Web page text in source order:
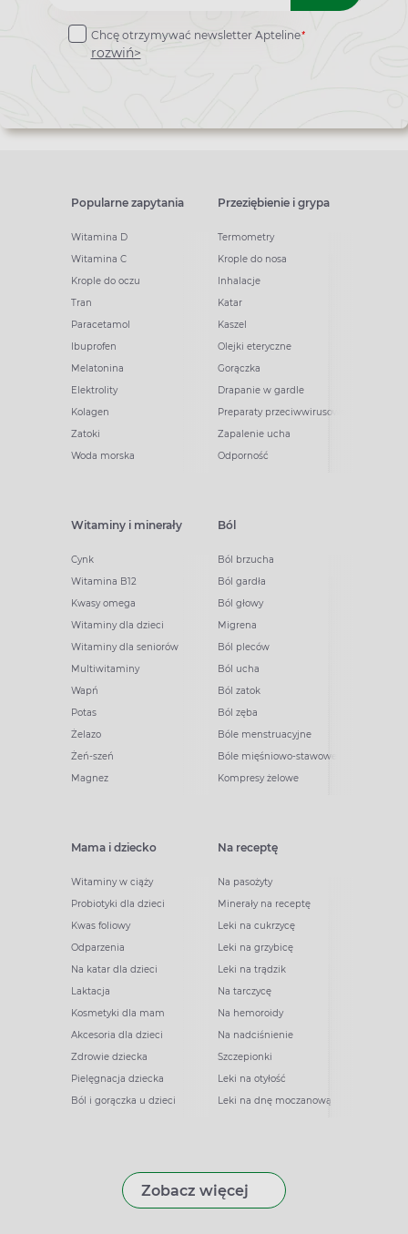
do
newslettera
Chcę otrzymywać newsletter Apteline*
rozwiń>
Popularne zapytania
Witamina D
Witamina C
Krople do oczu
Tran
Paracetamol
Ibuprofen
Melatonina
Elektrolity
Kolagen
Zatoki
Woda morska
Przeziębienie i grypa
Termometry
Krople do nosa
Inhalacje
Katar
Kaszel
Olejki eteryczne
Gorączka
Drapanie w gardle
Preparaty przeciwwirusowe
Zapalenie ucha
Odporność
Witaminy i minerały
Cynk
Witamina B12
Kwasy omega
Witaminy dla dzieci
Witaminy dla seniorów
Multiwitaminy
Wapń
Potas
Żelazo
Żeń-szeń
Magnez
Ból
Ból brzucha
Ból gardła
Ból głowy
Migrena
Ból pleców
Ból ucha
Ból zatok
Ból zęba
Bóle menstruacyjne
Bóle mięśniowo-stawowe
Kompresy żelowe
Mama i dziecko
Witaminy w ciąży
Probiotyki dla dzieci
Kwas foliowy
Odparzenia
Na katar dla dzieci
Laktacja
Kosmetyki dla mam
Akcesoria dla dzieci
Zdrowie dziecka
Pielęgnacja dziecka
Ból i gorączka u dzieci
Na receptę
Na pasożyty
Minerały na receptę
Leki na cukrzycę
Leki na grzybicę
Leki na trądzik
Na tarczycę
Na hemoroidy
Na nadciśnienie
Szczepionki
Leki na otyłość
Leki na dnę moczanową
Zobacz więcej